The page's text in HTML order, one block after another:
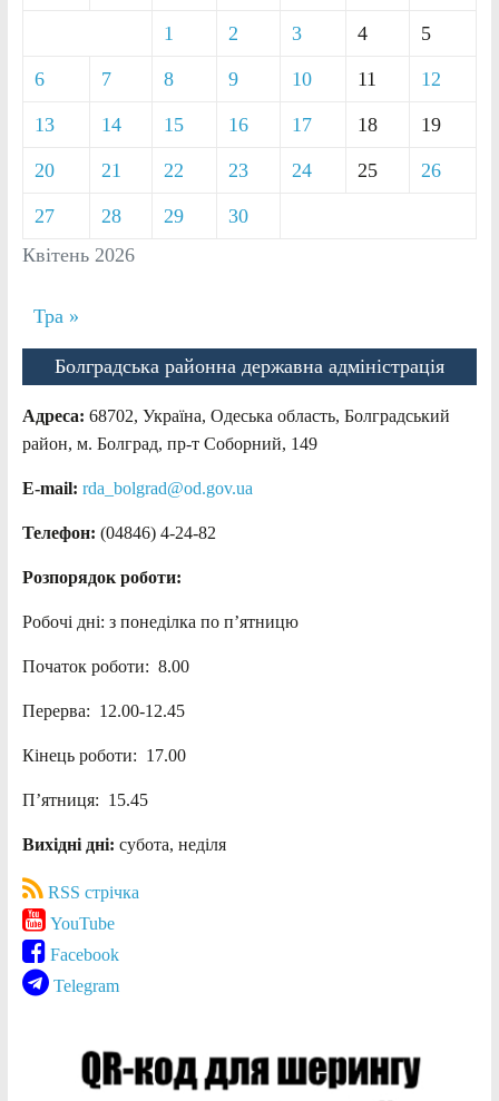
Квітень 2026
1 2 3 4 5
6 7 8 9 10 11 12
13 14 15 16 17 18 19
20 21 22 23 24 25 26
27 28 29 30
Тра »
Болградська районна державна адміністрація
Адреса: 68702, Україна, Одеська область, Болградський
район, м. Болград, пр-т Соборний, 149
E-mail: rda_bolgrad@od.gov.ua
Телефон: (04846) 4-24-82
Розпорядок роботи:
Робочі дні: з понеділка по п’ятницю
Початок роботи: 8.00
Перерва: 12.00-12.45
Кінець роботи: 17.00
П’ятниця: 15.45
Вихідні дні: субота, неділя
RSS стрічка
YouTube
Facebook
Telegram